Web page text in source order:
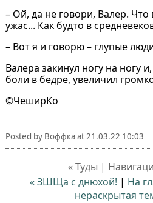
– Ой, да не говори, Валер. Что
ужас... Как будто в
– Вот я и говорю – глупые
Валера закинул ногу на ногу
боли в бедре, увеличил
©ЧеширКо
Posted by Воффкаat 21.03.22 10:03
« Туды |
« ЗШЩа с днюхой! | На
нераскрытая